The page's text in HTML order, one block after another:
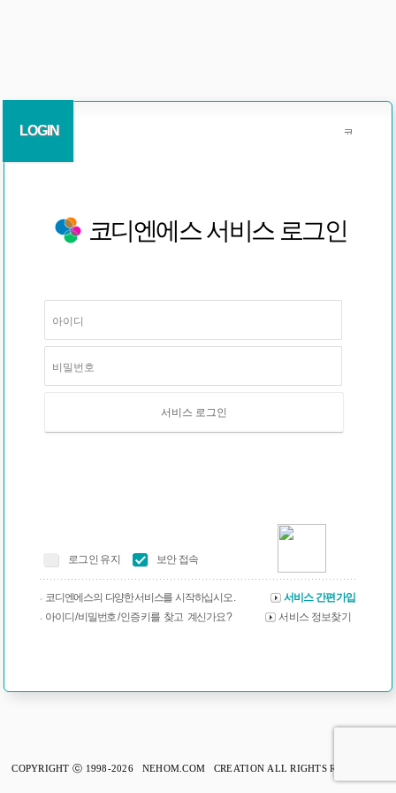
LOGIN
코디엔에스 서비스 로그인
서비스 로그인
로그인 유지 보안 접속
코디엔에스의 다양한 서비스를 시작하십시오 .
서비스 간편가입
아이디 / 비밀번호 / 인증 키를 찾고 계신가요 ?
서비스 정보찾기
COPYRIGHT ⓒ 1998-2026 NEHOM.COM CREATION ALL RIGHTS RESERVED.